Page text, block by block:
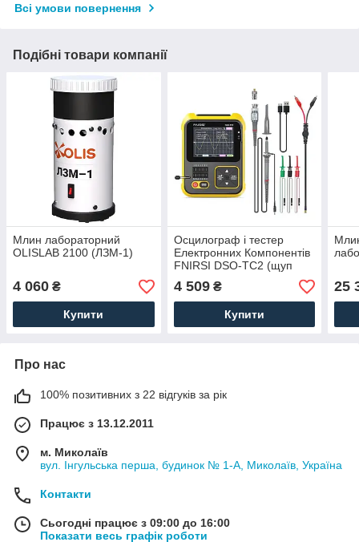
Всі умови повернення
Подібні товари компанії
Млин лабораторний
OLISLAB 2100 (ЛЗМ-1)
4 060 ₴
Купити
Осцилограф і тестер
Електронних Компонентів
FNIRSI DSO-TC2 (щуп
p6100)
4 509₴
Купити
25
Про нас
100% позитивних з 22 відгуків за рік
Працює з 13.12.2011
м. Миколаїв
вул. Інгульська перша, будинок № 1-А, Миколаїв, Україна
Контакти
Сьогодні працює з 09:00 до 16:00
Показати весь графік роботи